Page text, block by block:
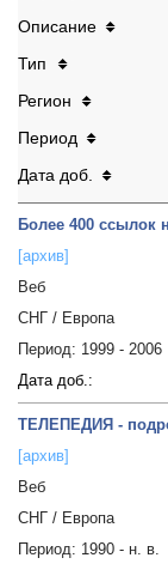
Описание
Тип
Регион
Период
Дата доб.
Более 400 ссылок
[архив]
Веб
СНГ / Европа
Период: 1999 - 2006
Дата доб.:
ТЕЛЕПЕДИЯ -
[архив]
Веб
СНГ / Европа
Период: 1990 - н. в.